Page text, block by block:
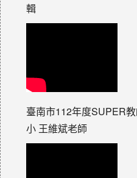
輯
臺南市112年度SUPER
小 王維斌老師